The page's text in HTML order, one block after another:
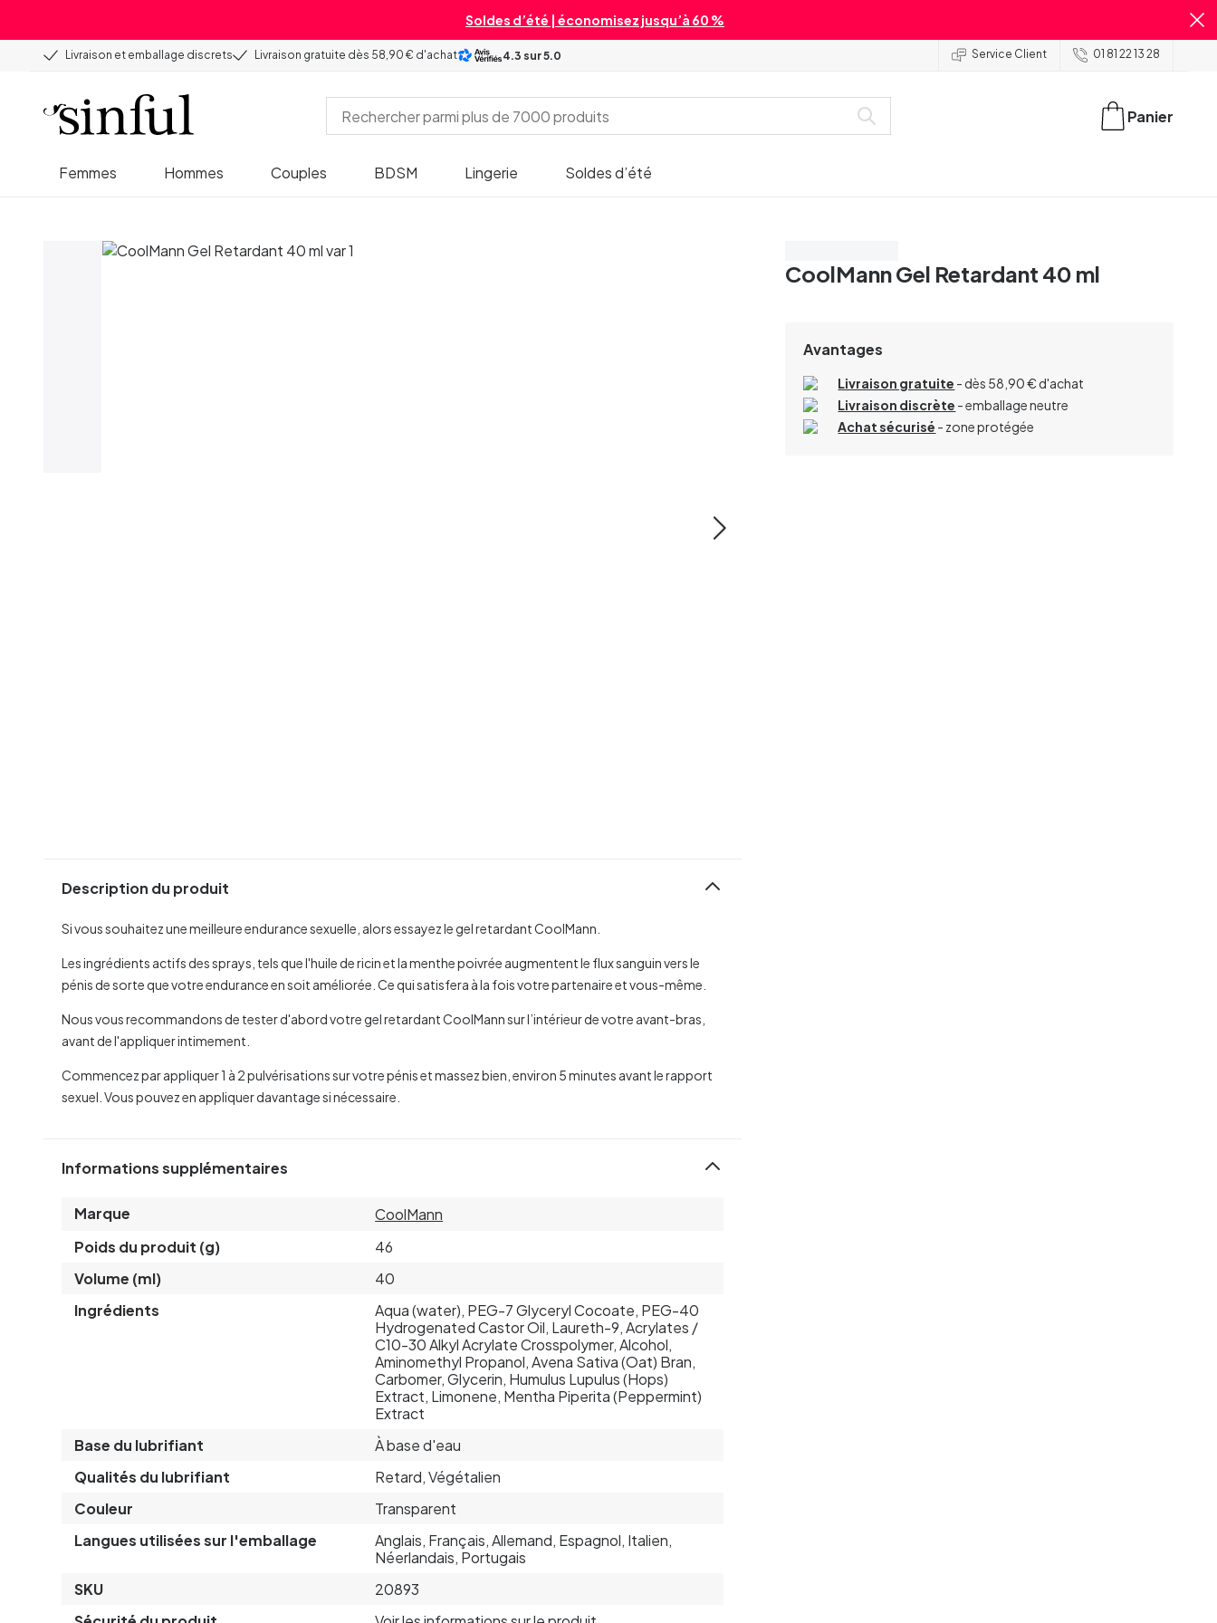
Soldes d’été | économisez jusqu’à 60 %
Livraison et emballage discrets Livraison gratuite dès 58,90 € d'achat 4.3 sur 5.0 Service Client 01 81 22 13 28
Femmes Hommes Couples BDSM Lingerie Soldes d’été
Panier
CoolMann Gel Retardant 40 ml
Avantages
Livraison gratuite - dès 58,90 € d'achat
Livraison discrète - emballage neutre
Achat sécurisé - zone protégée
Description du produit
Si vous souhaitez une meilleure endurance sexuelle, alors essayez le gel retardant CoolMann.
Les ingrédients actifs des sprays, tels que l'huile de ricin et la menthe poivrée augmentent le flux sanguin vers le
pénis de sorte que votre endurance en soit améliorée. Ce qui satisfera à la fois votre partenaire et vous-même.
Nous vous recommandons de tester d'abord votre gel retardant CoolMann sur l’intérieur de votre avant-bras,
avant de l'appliquer intimement.
Commencez par appliquer 1 à 2 pulvérisations sur votre pénis et massez bien, environ 5 minutes avant le rapport
sexuel. Vous pouvez en appliquer davantage si nécessaire.
Informations supplémentaires
Marque
CoolMann
Poids du produit (g)
46
Volume (ml)
40
Ingrédients
Aqua (water), PEG-7 Glyceryl Cocoate, PEG-40
Hydrogenated Castor Oil, Laureth-9, Acrylates /
C10-30 Alkyl Acrylate Crosspolymer, Alcohol,
Aminomethyl Propanol, Avena Sativa (Oat) Bran,
Carbomer, Glycerin, Humulus Lupulus (Hops)
Extract, Limonene, Mentha Piperita (Peppermint)
Extract
Base du lubrifiant
À base d'eau
Qualités du lubrifiant
Retard, Végétalien
Couleur
Transparent
Langues utilisées sur l'emballage
Anglais, Français, Allemand, Espagnol, Italien,
Néerlandais, Portugais
SKU
20893